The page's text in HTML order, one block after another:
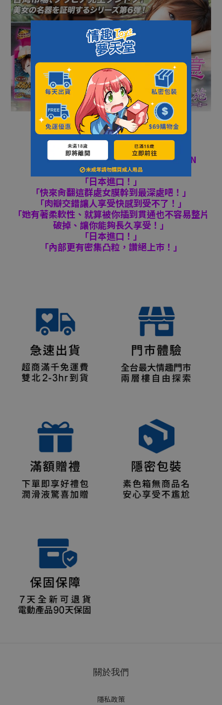
「讓您體會挑逗淫技大爆射！」
「方便自慰套、發射更快捷!!」
「快來肏翻這群處女膜幹到最深處吧！」
「直接接觸也沒問題的國產素材＆MADE IN
JAPAN。」
「日本進口！」
「快來肏翻這群處女膜幹到最深處吧！」
「肉瓣交錯讓人享受快感到受不了！」
「她有著柔軟性、就算被你插到貫通也不容易整片
破掉、讓你能夠長久享受！」
「日本進口！」
「內部更有密集凸粒，讚絕上巿！」
關於我們
隱私政策